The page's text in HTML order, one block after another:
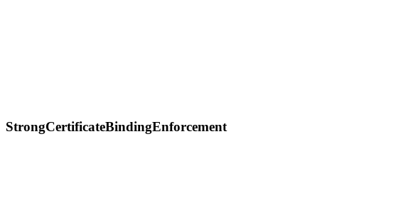
StrongCertificateBindingEnforcement